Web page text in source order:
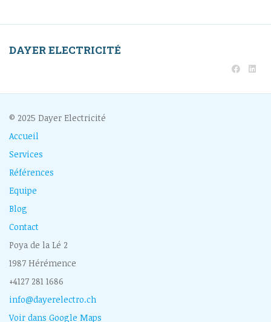
DAYER ELECTRICITÉ
© 2025 Dayer Electricité
Accueil
Services
Références
Equipe
Blog
Contact
Poya de la Lé 2
1987 Hérémence
+4127 281 1686
info@dayerelectro.ch
Voir dans Google Maps